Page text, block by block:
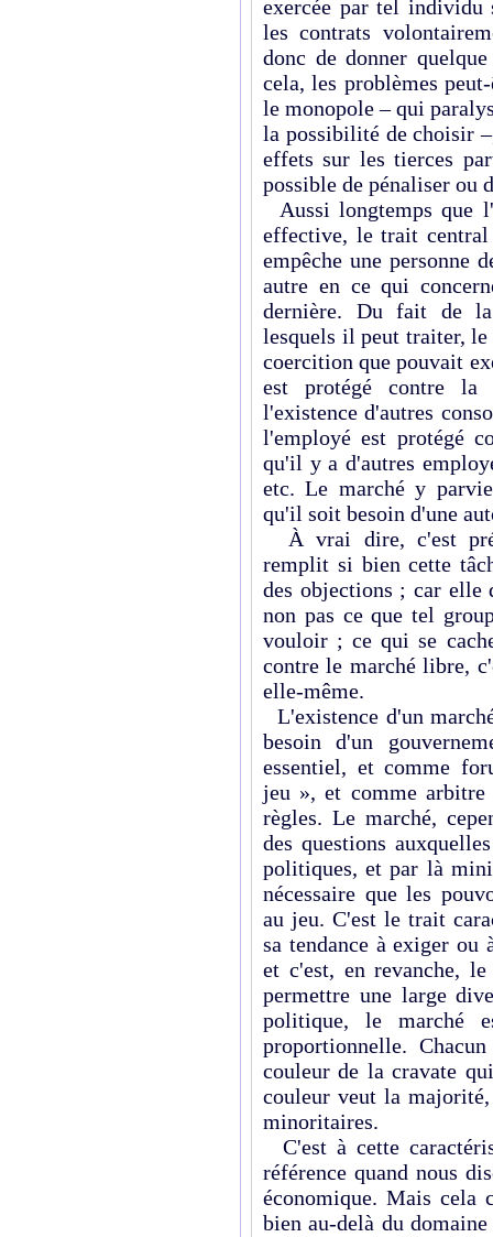
exercée par tel individu
les contrats
donc de donner
cela, les problèmes
le monopole – qui
la possibilité de choisir
effets sur les tierces
possible de pénaliser ou
Aussi longtemps que
effective, le trait
empêche une personne
autre en ce qui
dernière. Du fait de la
lesquels il peut traiter, le
coercition que pouvait
est protégé contre la
l'existence d'autres
l'employé est protégé
qu'il y a d'autres
etc. Le marché y
qu'il soit besoin d'une
À vrai dire, c'est
remplit si bien cette
des objections ; car elle
non pas ce que tel
vouloir ; ce qui se
contre le marché libre,
elle-même.
L'existence d'un
besoin d'un
essentiel, et comme
jeu », et comme
règles. Le marché,
des questions
politiques, et par là
nécessaire que les
au jeu. C'est le trait
sa tendance à exiger
et c'est, en revanche,
permettre une large
politique, le marché
proportionnelle.
couleur de la cravate
couleur veut la
minoritaires.
C'est à cette
référence quand nous
économique. Mais cela
bien au-delà du